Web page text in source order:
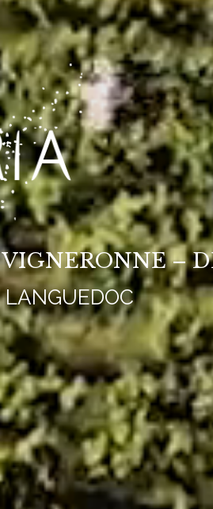
–
LANGUEDOC